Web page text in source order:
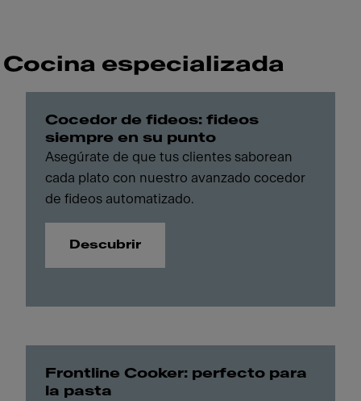
Cocina especializada
Cocedor de fideos: fideos
siempre en su punto
Asegúrate de que tus clientes saborean
cada plato con nuestro avanzado cocedor
de fideos automatizado.
Descubrir
Frontline Cooker: perfecto para
la pasta